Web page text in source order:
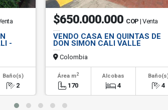
-
Baño(s)
2
$650.000.000 COP | Venta
VENDO CASA EN QUINTAS DE
DON SIMON CALI VALLE
Colombia
Área m2
170
Alcobas
4 4